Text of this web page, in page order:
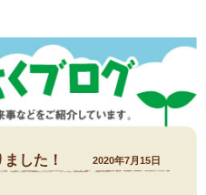
した！ 2020年7月15日